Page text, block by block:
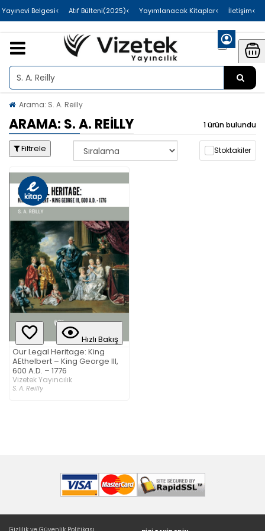
>İletişim
>Yayımlanacak Kitaplar
>Atıf Bülteni(2025)
>Uluslararası Yayınevi Belgesi
Arama: S. A. Reilly
ARAMA: S. A. REILLY 1 ürün bulundu
Filtrele Stoktakiler
Hızlı Bakış
Our Legal Heritage: King
AEthelbert – King George III,
600 A.D. – 1776
Vizetek Yayıncılık
S. A. Reilly